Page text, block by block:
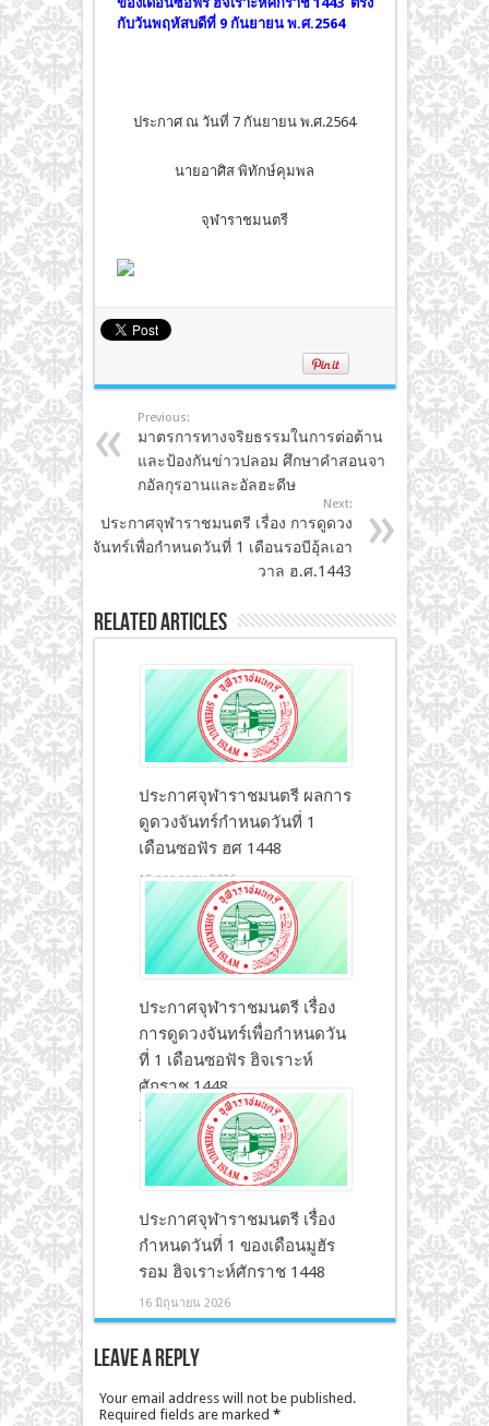
กับวันพฤหัสบดีที่ 9 กันยายน พ.ศ.2564
ประกาศ ณ วันที่ 7 กันยายน พ.ศ.2564
นายอาศิส พิทักษ์คุมพล
จุฬาราชมนตรี
Previous:
มาตรการทางจริยธรรมในการต่อต้าน
และป้องกันข่าวปลอม ศึกษาคำสอนจา
กอัลกุรอานและอัลฮะดีษ
Next:
ประกาศจุฬาราชมนตรี เรื่อง การดูดวง
จันทร์เพื่อกำหนดวันที่ 1 เดือนรอบีอุ้ลเอา
วาล ฮ.ศ.1443
Related Articles
ประกาศจุฬาราชมนตรี ผลการ
ดูดวงจันทร์กำหนดวันที่ 1
เดือนซอฟัร ฮศ 1448
15 กรกฎาคม 2026
ประกาศจุฬาราชมนตรี เรื่อง
การดูดวงจันทร์เพื่อกำหนดวัน
ที่ 1 เดือนซอฟัร ฮิจเราะห์
ศักราช 1448
2 กรกฎาคม 2026
ประกาศจุฬาราชมนตรี เรื่อง
กำหนดวันที่ 1 ของเดือนมูฮัร
รอม ฮิจเราะห์ศักราช 1448
16 มิถุนายน 2026
Leave a Reply
Your email address will not be published.
Required fields are marked *